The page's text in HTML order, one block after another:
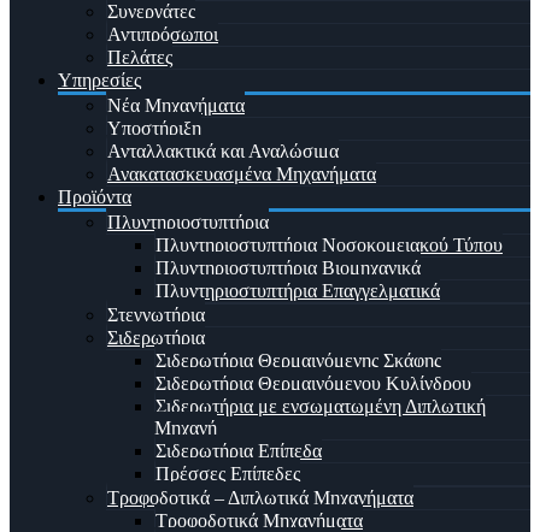
Συνεργάτες
Αντιπρόσωποι
Πελάτες
Υπηρεσίες
Νέα Μηχανήματα
Υποστήριξη
Ανταλλακτικά και Αναλώσιμα
Ανακατασκευασμένα Μηχανήματα
Προϊόντα
Πλυντηριοστυπτήρια
Πλυντηριοστυπτήρια Νοσοκομειακού Τύπου
Πλυντηριοστυπτήρια Βιομηχανικά
Πλυντηριοστυπτήρια Επαγγελματικά
Στεγνωτήρια
Σιδερωτήρια
Σιδερωτήρια Θερμαινόμενης Σκάφης
Σιδερωτήρια Θερμαινόμενου Κυλίνδρου
Σιδερωτήρια με ενσωματωμένη Διπλωτική
Μηχανή
Σιδερωτήρια Επίπεδα
Πρέσσες Επίπεδες
Τροφοδοτικά – Διπλωτικά Μηχανήματα
Τροφοδοτικά Μηχανήματα